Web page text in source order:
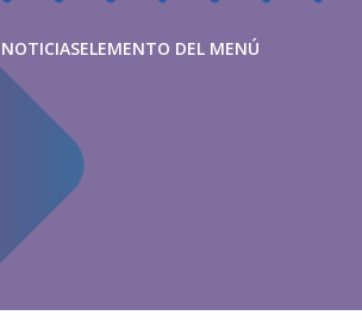
NOTICIASELEMENTO DEL MENÚ